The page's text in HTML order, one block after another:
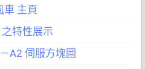
車 主頁
特性展示
A2 伺服方塊圖